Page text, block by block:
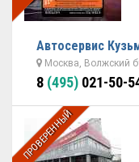
Автосервис
Москва, Волжский
8 (495) 021-50-
ПРОВЕРЕННЫЙ